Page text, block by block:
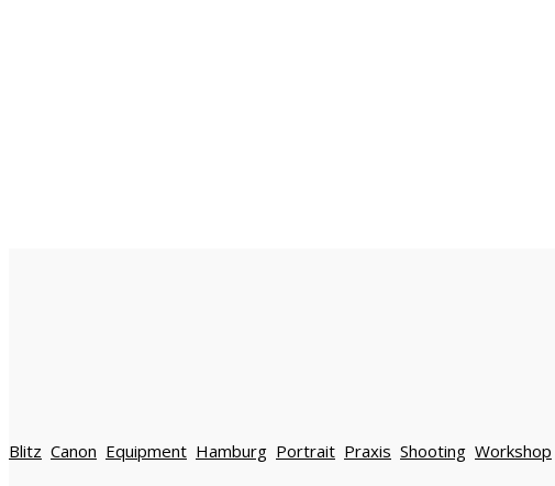
Blitz Canon Equipment Hamburg Portrait Praxis Shooting Workshop